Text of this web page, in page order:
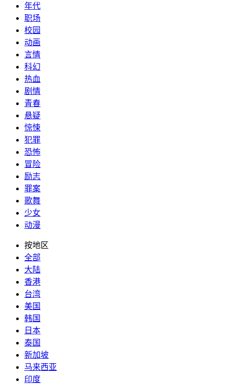
年代
职场
校园
动画
言情
科幻
热血
剧情
青春
悬疑
惊悚
犯罪
恐怖
冒险
励志
罪案
歌舞
少女
动漫
按地区
全部
大陆
香港
台湾
美国
韩国
日本
泰国
新加坡
马来西亚
印度